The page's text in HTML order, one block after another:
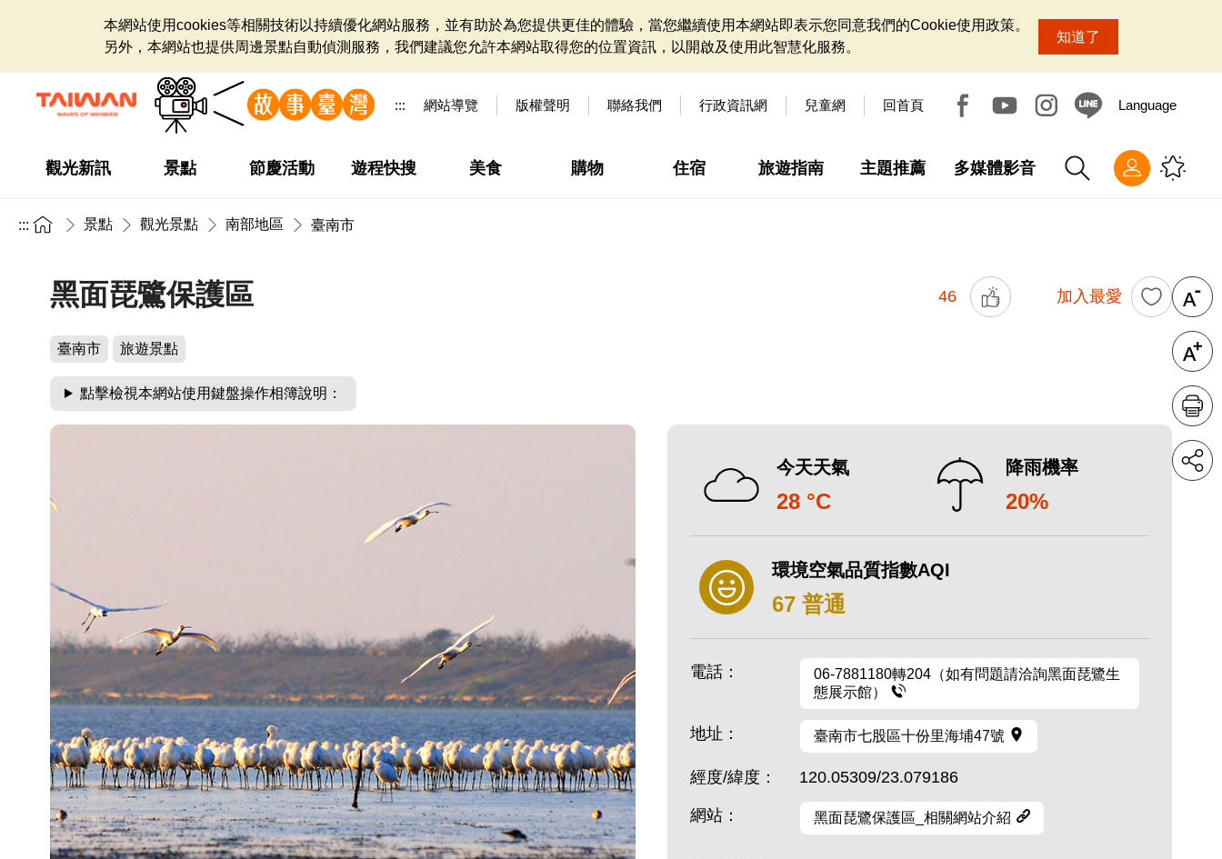
本網站使用cookies等相關技術以持續優化網站服務，並有助於為您提供更佳的體驗，當您繼續使用本網站即表示您同意我們的Cookie使用政策。
另外，本網站也提供周邊景點自動偵測服務，我們建議您允許本網站取得您的位置資訊，以開啟及使用此智慧化服務。
知道了
::: 網站導覽 版權聲明 聯絡我們 行政資訊網 兒童網 回首頁 Language
觀光新訊 景點 節慶活動 遊程快搜 美食 購物 住宿 旅遊指南 主題推薦 多媒體影音
::: 景點 觀光景點 南部地區 臺南市
黑面琵鷺保護區 46 加入最愛
臺南市 旅遊景點
點擊檢視本網站使用鍵盤操作相簿說明：
今天天氣
28 °C
降雨機率
20%
環境空氣品質指數AQI
67 普通
電話：
06-7881180轉204（如有問題請洽詢黑面琵鷺生
態展示館）
地址： 臺南市七股區十份里海埔47號
經度/緯度： 120.05309/23.079186
網站： 黑面琵鷺保護區_相關網站介紹